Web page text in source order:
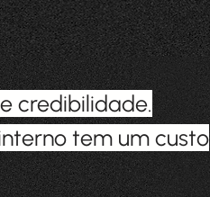
credibilidade.
tem um custo